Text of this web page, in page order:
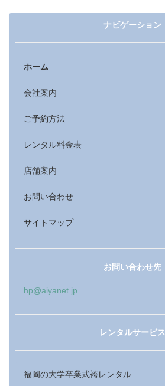
ナビゲーション
ホーム
会社案内
ご予約方法
レンタル料金表
店舗案内
お問い合わせ
サイトマップ
お問い合わせ先
hp@aiyanet.jp
レンタルサービス
福岡の大学卒業式袴レンタル